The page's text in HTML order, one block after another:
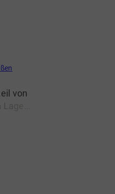
von
zu